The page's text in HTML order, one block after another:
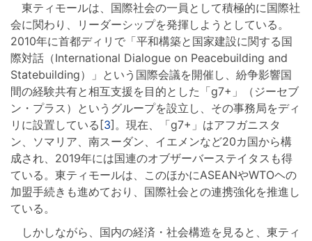
東ティモールは、国際社会の一員として積極的に国際社
会に関わり、リーダーシップを発揮しようとしている。
2010年に首都ディリで「平和構築と国家建設に関する国
際対話（International Dialogue on Peacebuilding and
Statebuilding）」という国際会議を開催し、紛争影響国
間の経験共有と相互支援を目的とした「g7+」（ジーセブ
ン・プラス）というグループを設立し、その事務局をディ
リに設置している[3]。現在、「g7+」はアフガニスタ
ン、ソマリア、南スーダン、イエメンなど20カ国から構
成され、2019年には国連のオブザーバーステイタスも得
ている。東ティモールは、このほかにASEANやWTOヘの
加盟手続きも進めており、国際社会との連携強化を推進し
ている。
しかしながら、国内の経済・社会構造を見ると、東ティ